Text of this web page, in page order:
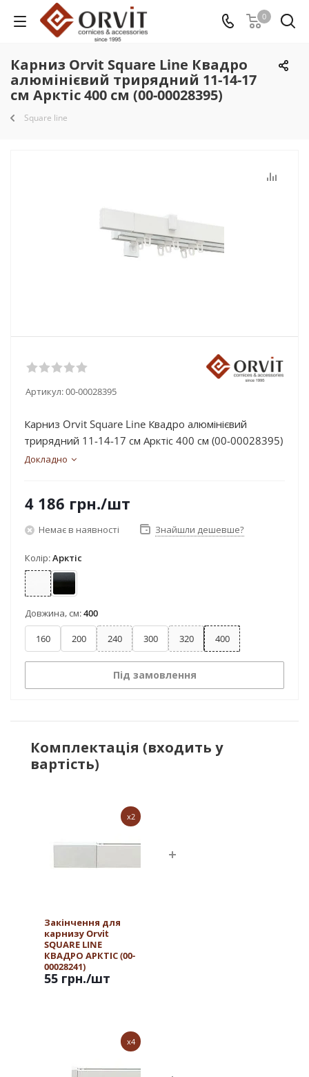
0
Карниз Orvit Square Line Квадро
алюмінієвий трирядний 11-14-17
см Арктіс 400 см (00-00028395)
Square line
Артикул:00-00028395
Карниз Orvit Square Line Квадро алюмінієвий
трирядний 11-14-17 см Арктіс 400 см (00-00028395)
Докладно
4 186 грн./шт
Немає в наявності Знайшли дешевше?
Колір:Арктіс
Арктіс Чорний оксамит
Довжина, см:400
160 200 240 300 320 400
Під замовлення
Комплектація (входить у
вартість)
x2
Закінчення для
карнизу Orvit
SQUARE LINE
КВАДРО АРКТІС (00-
00028241)
55 грн./шт
x4